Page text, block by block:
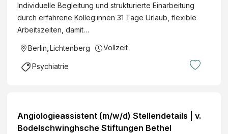
Individuelle Begleitung und strukturierte Einarbeitung
durch erfahrene Kolleg:innen 31 Tage Urlaub, flexible
Arbeitszeiten, damit…
Berlin Lichtenberg Vollzeit
Psychiatrie
Angiologieassistent (m/w/d) Stellendetails | v.
Bodelschwinghsche Stiftungen Bethel